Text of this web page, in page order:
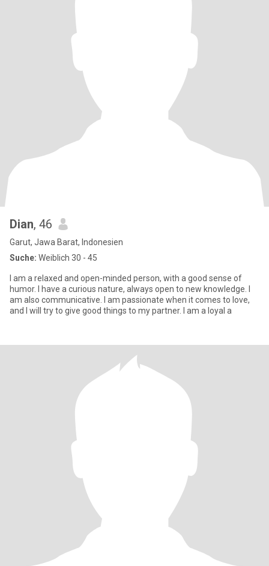
Dian, 46
Garut, Jawa Barat, Indonesien
Suche: Weiblich 30 - 45
I am a relaxed and open-minded person, with a good sense of
humor. I have a curious nature, always open to new knowledge. I
am also communicative. I am passionate when it comes to love,
and I will try to give good things to my partner. I am a loyal a